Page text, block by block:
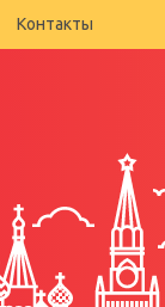
Контакты